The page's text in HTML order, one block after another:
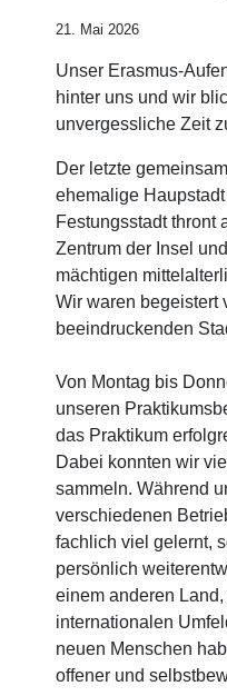
21. Mai 2026
Unser Erasmus-
hinter uns und wir
unvergessliche Zeit
Der letzte
ehemalige
Festungsstadt thront
Zentrum der Insel
mächtigen
Wir waren begeistert
beeindruckenden
Von Montag bis
unseren
das Praktikum
Dabei konnten wir
sammeln. Während
verschiedenen
fachlich viel gelernt,
persönlich
einem anderen
internationalen
neuen Menschen
offener und